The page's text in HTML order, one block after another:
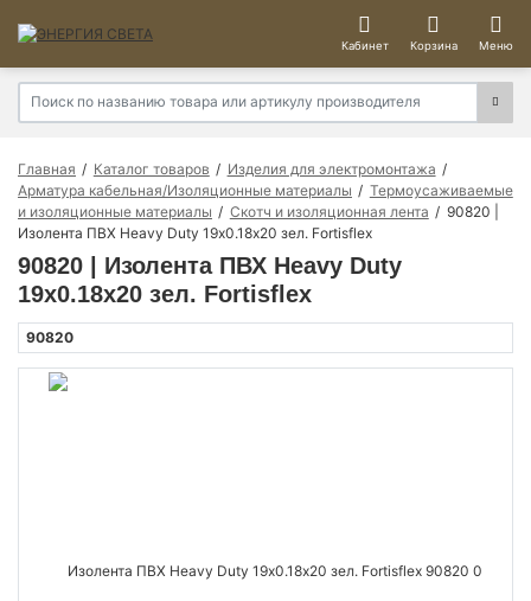
Кабинет Корзина Меню
Главная Каталог товаров
Изделия для электромонтажа
Арматура кабельная/Изоляционные материалы
Термоусаживаемые
и изоляционные материалы
Скотч и изоляционная лента
90820 |
Изолента ПВХ Heavy Duty 19х0.18х20 зел. Fortisflex
90820 | Изолента ПВХ Heavy Duty
19х0.18х20 зел. Fortisflex
90820